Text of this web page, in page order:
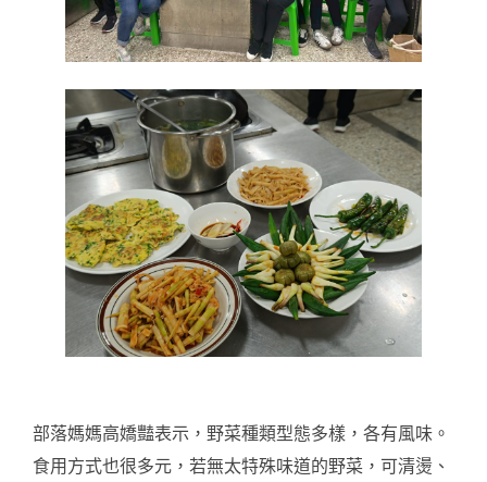
部落媽媽高嬌豔表示，野菜種類型態多樣，各有風味。
食用方式也很多元，若無太特殊味道的野菜，可清燙、